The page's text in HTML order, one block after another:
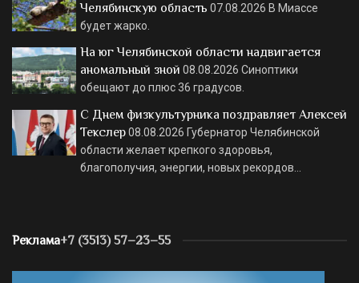
Челябинскую область 07.08.2026 В Миассе
будет жарко.
На юг Челябинской области надвигается
аномальный зной 08.08.2026 Синоптики
обещают до плюс 36 градусов.
С Днем физкультурника поздравляет Алексей
Текслер08.08.2026 Губернатор Челябинской
области желает крепкого здоровья,
благополучия, энергии, новых рекордов…
Реклама+7 (3513) 57–23–55